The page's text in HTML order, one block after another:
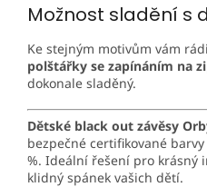
Možnost sladění s
Ke stejným motivům vám
polštářky se zapínáním na
dokonale sladěný.
Dětské black out závěsy
bezpečné certifikované
%. Ideální řešení pro krásný
klidný spánek vašich dětí.